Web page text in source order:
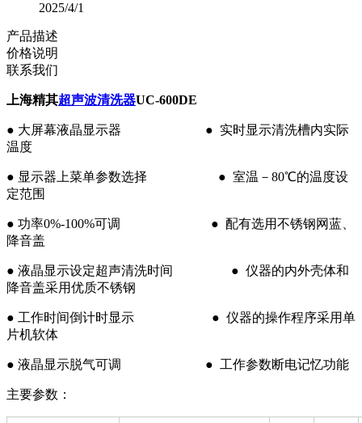
2025/4/1
产品描述
价格说明
联系我们
上海精其超声波清洗器UC-600DE
● 大屏幕液晶显示器 ● 实时显示清洗槽内实际
温度
● 显示器上菜单参数选择 ● 室温－80℃的温度设
定范围
● 功率0%-100%可调 ● 配有选用不锈钢网蓝、
降音盖
● 液晶显示设定超声清洗时间 ● 仪器的内外壳体和
降音盖采用优质不锈钢
● 工作时间倒计时显示 ● 仪器的操作程序采用单
片机软体
● 液晶显示脱气可调 ● 工作参数断电记忆功能
主要参数：